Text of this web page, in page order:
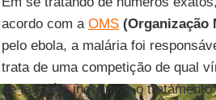
acordo com a OMS(Organização
pelo ebola, a malária foi
trata de uma competição de qual
de também incentivar o